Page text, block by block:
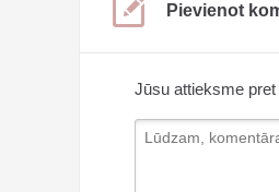
Pievienot
Jūsu attieksme